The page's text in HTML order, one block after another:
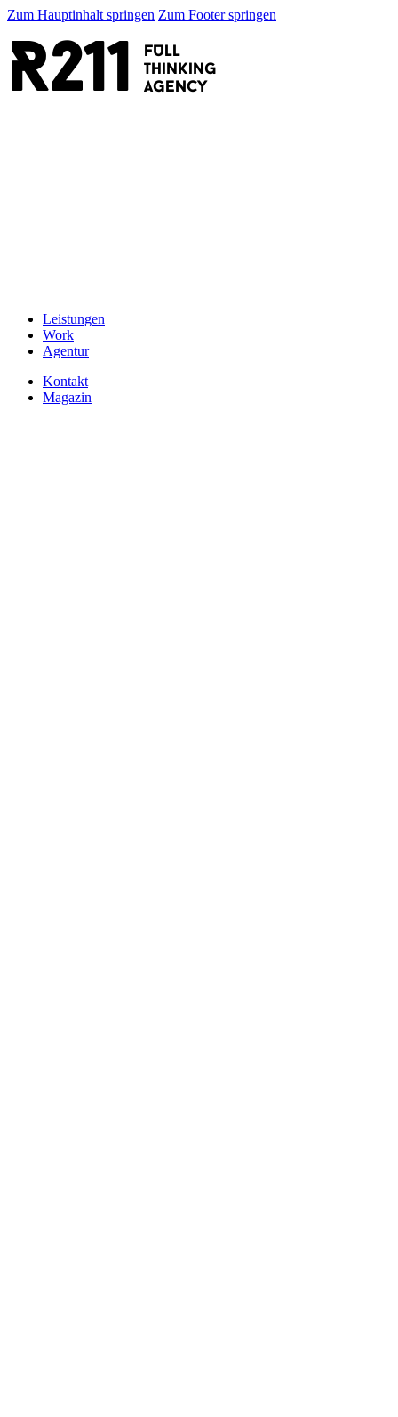
Zum Hauptinhalt springen Zum Footer springen
R211
FULL
thinking
AGENCY
Leistungen
Work
Agentur
Kontakt
Magazin